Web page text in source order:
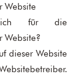
Website
für die
Website?
dieser Website